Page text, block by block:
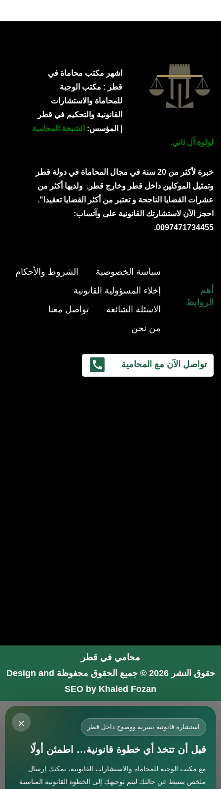
اشهر مكتب محاماة في
قطر : مكتب الوجبة
للمحاماة والاستشارات
القانونية والتحكيم في قطر
| المؤسس: الشيخة المحامية
لولوة آل ثاني.
خبرة لأكثر من 20 سنة في مجال المحاماة في دولة قطر
وتمثيل الموكلين داخل قطر وخارج قطر. ولديها أكثر من
عشرات القضايا الناجحة و تعتبر من أكثر القضايا تعقيدا".
احجز الآن لاستشارتك القانونية على وآتساب:
0097471734455.
أهم
الروابط
سياسة الخصوصية
الشروط والأحكام
إخلاء المسؤولية القانونية
الاسئلة الشائعة
تواصل معنا
من نحن
تواصل الآن مع المحامية
محامي في قطر
حقوق النشر 2026 © جميع الحقوق محفوظة
Design and
SEO by Khaled Fozan
استشارة
× استشارة قانونية بسرية ووضوح داخل قطر
قبل أن تتخذ أي خطوة قانونية… اطمئن أولًا
مع مكتب الوجبة للمحاماة والاستشارات القانونية، يمكنك إرسال
ملخص بسيط عن حالتك ليتم توجيهك إلى الخطوة القانونية المناسبة
محامي في جدة
محامي في الرياض شاطر
محامي في المدينة المنورة
المحامي صنيتان السبيعي
افضل محامي في جدة